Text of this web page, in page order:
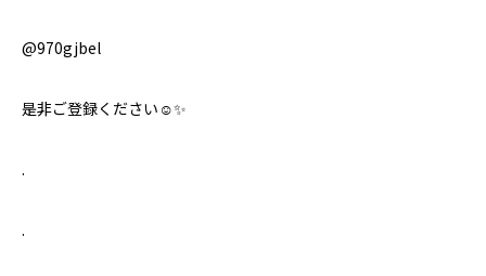
@970gjbel
是非ご登録ください☺️✨
.
.